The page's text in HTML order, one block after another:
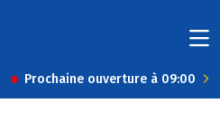
Prochaine ouverture à 09:00